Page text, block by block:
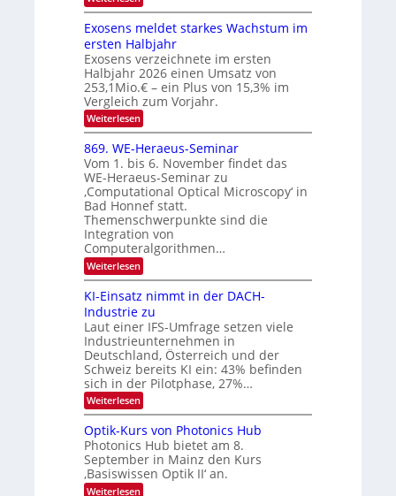
k
s
I
S
I
O
N
2
0
2
6
k
t
r
o
n
i
k
-
u
n
d
B
i
l
d
v
e
r
a
r
b
e
i
t
u
n
g
s
-
W
n
n
d
i
e
K
I
m
i
t
e
n
k
t
Exosens meldet starkes Wachstum im
ersten Halbjahr
Exosens verzeichnete im ersten
Halbjahr 2026 einen Umsatz von
253,1Mio.€ – ein Plus von 15,3% im
Vergleich zum Vorjahr.
Weiterlesen:
E
x
o
s
e
n
s
m
e
l
d
e
t
s
t
a
r
k
e
s
W
a
c
h
s
t
u
m
i
m
869. WE-Heraeus-Seminar
Vom 1. bis 6. November findet das
WE-Heraeus-Seminar zu
‚Computational Optical Microscopy‘ in
Bad Honnef statt.
Themenschwerpunkte sind die
Integration von
Computeralgorithmen…
Weiterlesen:
8
9
.
W
E
-
H
e
r
a
e
u
s
-
S
e
m
KI-Einsatz nimmt in der DACH-
Industrie zu
Laut einer IFS-Umfrage setzen viele
Industrieunternehmen in
Deutschland, Österreich und der
Schweiz bereits KI ein: 43% befinden
sich in der Pilotphase, 27%…
Weiterlesen:
K
-
E
i
n
s
Optik-Kurs von Photonics Hub
Photonics Hub bietet am 8.
September in Mainz den Kurs
‚Basiswissen Optik II‘ an.
Weiterlesen: